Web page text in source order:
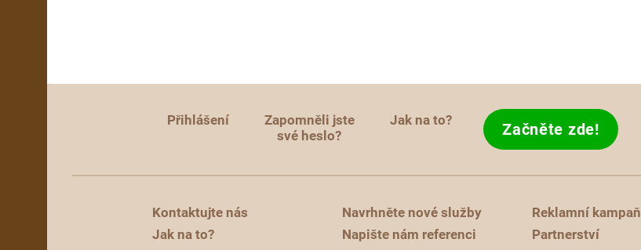
Přihlášení
Zapomněli jste
své heslo?
Jak na to? Začněte zde!
Kontaktujte nás
Jak na to?
Navrhněte nové služby
Napište nám referenci
Reklamní kampaň
Partnerství